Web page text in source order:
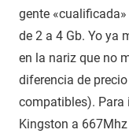
gente
de 2 a 4 Gb. Yo ya
en la nariz que no
diferencia de
compatibles). Para
Kingston a